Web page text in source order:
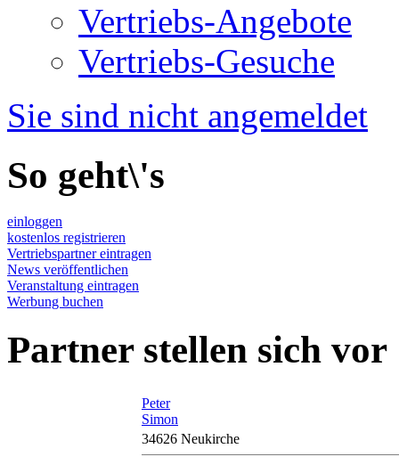
Vertriebs-Angebote
Vertriebs-Gesuche
Sie sind nicht angemeldet
So geht\'s
einloggen
kostenlos registrieren
Vertriebspartner eintragen
News veröffentlichen
Veranstaltung eintragen
Werbung buchen
Partner stellen sich vor
Peter
Simon
34626 Neukirche